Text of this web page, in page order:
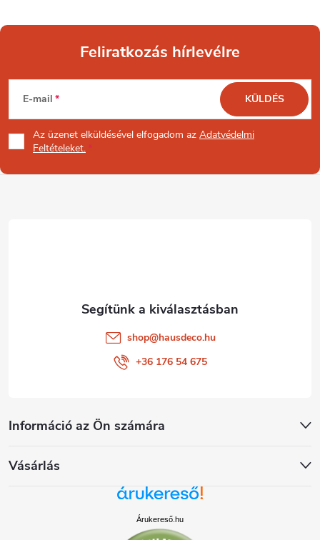
L
á
b
Feliratkozás hírlevélre
E-mail
Az üzenet elküldésével elfogadom az Adatvédelmi
Feltételeket.
KÜLDÉS
Információ az Ön számára
Vásárlás
shop@hausdeco.hu
+36 176 54 675
Árukereső.hu